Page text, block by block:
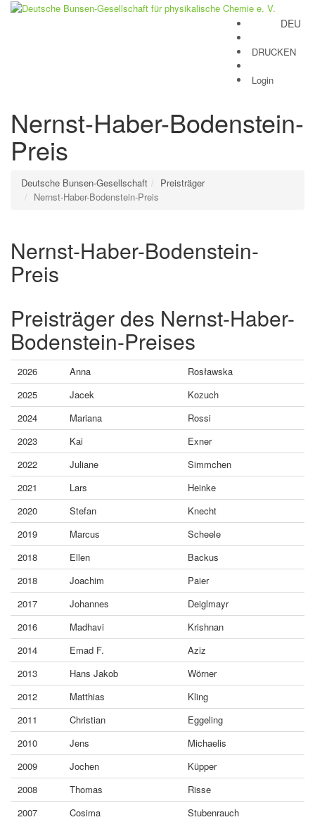
DEU
DRUCKEN
Login
navigation
Nernst-Haber-Bodenstein-
Preis
Deutsche Bunsen-Gesellschaft
Preisträger
Nernst-Haber-Bodenstein-Preis
Nernst-Haber-Bodenstein-
Preis
Preisträger des Nernst-Haber-
Bodenstein-Preises
2026 Anna
Rosławska
2025
Jacek
Kozuch
2024
Mariana
Rossi
2023
Kai
Exner
2022
Juliane
Simmchen
2021
Lars
Heinke
2020
Stefan
Knecht
2019
Marcus
Scheele
2018
Ellen
Backus
2018
Joachim
Paier
2017
Johannes
Deiglmayr
2016
Madhavi
Krishnan
2014
Emad F.
Aziz
2013
Hans Jakob
Wörner
2012
Matthias
Kling
2011
Christian
Eggeling
2010
Jens
Michaelis
2009
Jochen
Küpper
2008
Thomas
Risse
2007
Cosima
Stubenrauch